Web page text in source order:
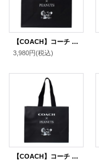
【COACH】コーチ スヌーピー ショップバッグ ピーナッツ コラボ 純正紙袋 ブラックマルチ（送料無料）
3,980円(税込)
【COACH】コーチ スヌーピー ショップバッグ ピーナッツ コラボ ラージ 純正紙袋 ブラックマルチ（送料無料）